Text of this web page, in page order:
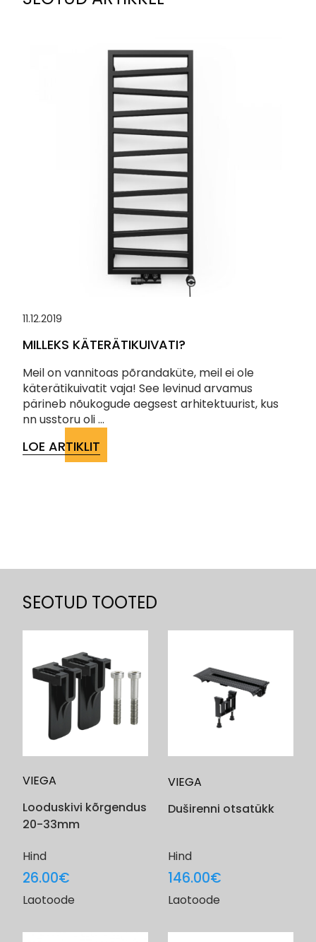
11.12.2019
MILLEKS KÄTERÄTIKUIVATI?
Meil on vannitoas põrandaküte, meil ei ole
käterätikuivatit vaja! See levinud arvamus
pärineb nõukogude aegsest arhitektuurist, kus
nn usstoru oli ...
LOE ARTIKLIT
SEOTUD TOOTED
VIEGA
Looduskivi kõrgendus
20-33mm
Hind
26.00€
Laotoode
VIEGA
Duširenni otsatükk
Hind
146.00€
Laotoode